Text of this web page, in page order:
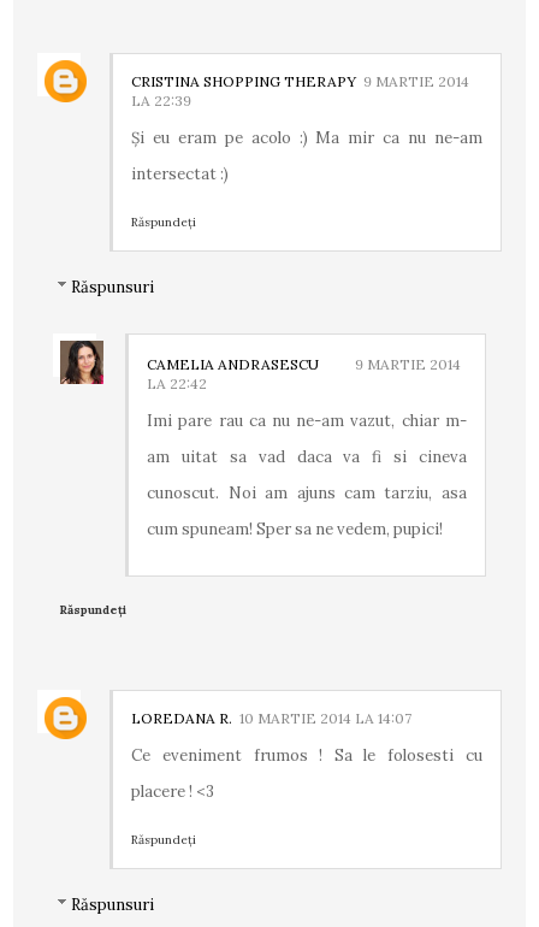
CRISTINA SHOPPING THERAPY 9 MARTIE 2014
LA 22:39
Și eu eram pe acolo :) Ma mir ca nu ne-am
intersectat :)
Răspundeți
Răspunsuri
CAMELIA ANDRASESCU
9 MARTIE 2014
LA 22:42
Imi pare rau ca nu ne-am vazut, chiar m-
am uitat sa vad daca va fi si cineva
cunoscut. Noi am ajuns cam tarziu, asa
cum spuneam! Sper sa ne vedem, pupici!
Răspundeți
LOREDANA R. 10 MARTIE 2014 LA 14:07
Ce eveniment frumos ! Sa le folosesti cu
placere ! <3
Răspundeți
Răspunsuri